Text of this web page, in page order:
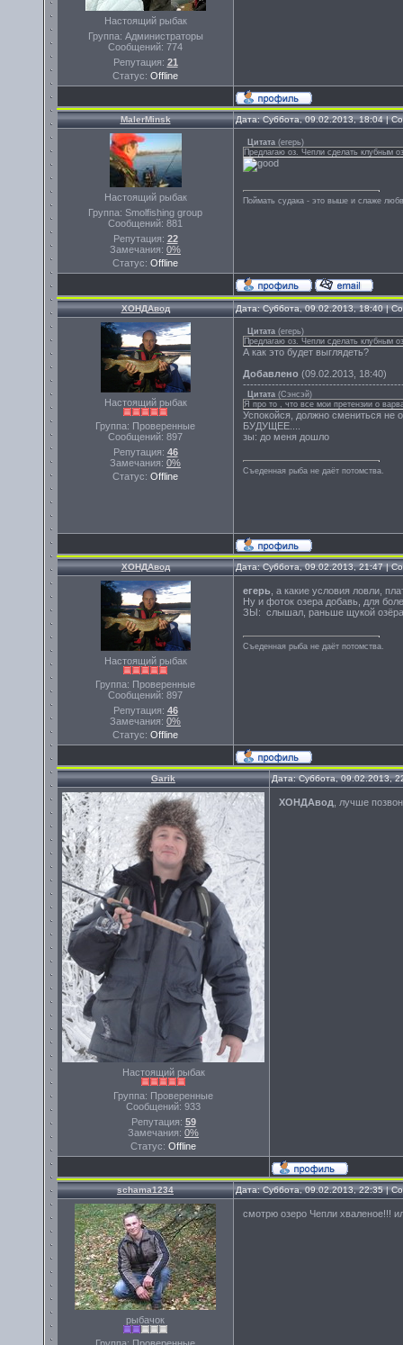
Настоящий рыбак
Группа: Администраторы
Сообщений: 774
Репутация: 21
Статус: Offline
MalerMinsk Дата: Суббота, 09.02.2013, 18:04 |
Настоящий рыбак
Группа: Smolfishing group
Сообщений: 881
Репутация: 22
Замечания: 0%
Статус: Offline
Цитата (егерь)
Предлагаю оз. Чепли сделать клубным
Поймать судака - это выше и слаже
ХОНДАвод Дата: Суббота, 09.02.2013, 18:40 |
Настоящий рыбак
Группа: Проверенные
Сообщений: 897
Репутация: 46
Замечания: 0%
Статус: Offline
Цитата (егерь)
Предлагаю оз. Чепли сделать клубным
А как это будет выглядеть?
Добавлено (09.02.2013, 18:40)
Цитата (Сэнсэй)
Я про то , что все мои претензии о
Успокойся, должно смениться не
БУДУЩЕЕ....
зы: до меня дошло
Съеденная рыба не даёт потомства.
ХОНДАвод Дата: Суббота, 09.02.2013, 21:47 |
Настоящий рыбак
Группа: Проверенные
Сообщений: 897
Репутация: 46
Замечания: 0%
Статус: Offline
егерь , а какие условия ловли,
Ну и фоток озера добавь, для
ЗЫ: слышал, раньше щукой озёра
Съеденная рыба не даёт потомства.
Garik Дата: Суббота, 09.02.2013,
Настоящий рыбак
Группа: Проверенные
Сообщений: 933
Репутация: 59
Замечания: 0%
Статус: Offline
ХОНДАвод , лучше
schama1234 Дата: Суббота, 09.02.2013, 22:35 |
рыбачок
смотрю озеро Чепли хваленое!!!